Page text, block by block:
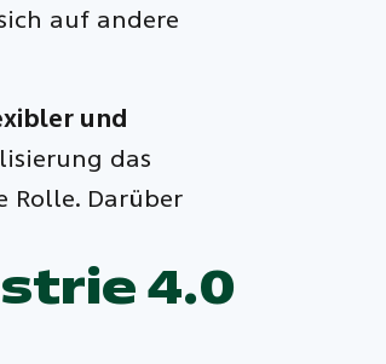
auf andere
und
das
Darüber
4.0